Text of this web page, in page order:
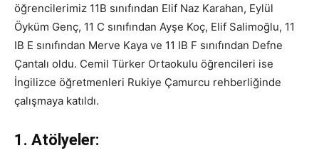
öğrencilerimiz 11B sınıfından Elif Naz Karahan, Eylül
Öyküm Genç, 11 C sınıfından Ayşe Koç, Elif Salimoğlu, 11
IB E sınıfından Merve Kaya ve 11 IB F sınıfından Defne
Çantalı oldu. Cemil Türker Ortaokulu öğrencileri ise
İngilizce öğretmenleri Rukiye Çamurcu rehberliğinde
çalışmaya katıldı.
1. Atölyeler: